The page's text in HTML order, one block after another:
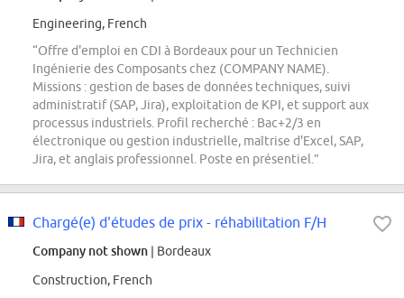
Engineering, French
“Offre d'emploi en CDI à Bordeaux pour un Technicien
Ingénierie des Composants chez (COMPANY NAME).
Missions : gestion de bases de données techniques, suivi
administratif (SAP, Jira), exploitation de KPI, et support aux
processus industriels. Profil recherché : Bac+2/3 en
électronique ou gestion industrielle, maîtrise d'Excel, SAP,
Jira, et anglais professionnel. Poste en présentiel.”
Chargé(e) d'études de prix - réhabilitation F/H
Company not shown | Bordeaux
Construction, French